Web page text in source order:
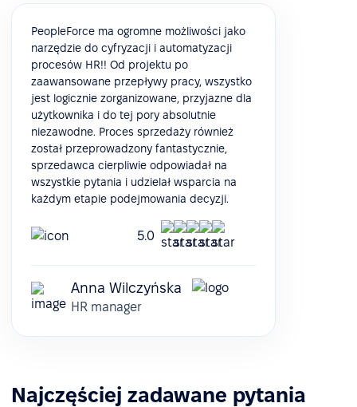
PeopleForce ma ogromne możliwości jako
narzędzie do cyfryzacji i automatyzacji
procesów HR!! Od projektu po
zaawansowane przepływy pracy, wszystko
jest logicznie zorganizowane, przyjazne dla
użytkownika i do tej pory absolutnie
niezawodne. Proces sprzedaży również
został przeprowadzony fantastycznie,
sprzedawca cierpliwie odpowiadał na
wszystkie pytania i udzielał wsparcia na
każdym etapie podejmowania decyzji.
5.0
Anna Wilczyńska
HR manager
Najczęściej zadawane pytania